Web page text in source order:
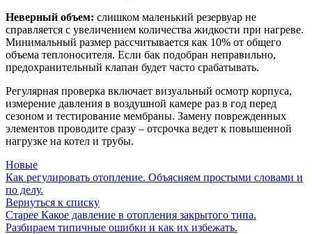
Неверный объем: слишком маленький резервуар не
справляется с увеличением количества жидкости при нагреве.
Минимальный размер рассчитывается как 10% от общего
объема теплоносителя. Если бак подобран неправильно,
предохранительный клапан будет часто срабатывать.
Регулярная проверка включает визуальный осмотр корпуса,
измерение давления в воздушной камере раз в год перед
сезоном и тестирование мембраны. Замену поврежденных
элементов проводите сразу – отсрочка ведет к повышенной
нагрузке на котел и трубы.
Новые
Как регулировать отопление. Объясняем простыми словами и
по делу.
Вернуться к списку
Старее Какое давление в отопления закрытого типа.
Разбираем типичные ошибки и как их избежать.